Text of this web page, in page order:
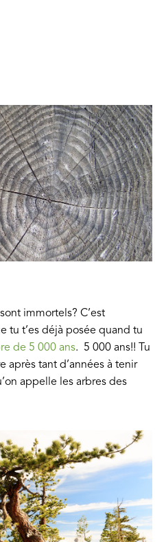
immortels? C’est
tu t’es déjà posée quand tu
de 5 000 ans. 5 000 ans!! Tu
après tant d’années à tenir
appelle les arbres des